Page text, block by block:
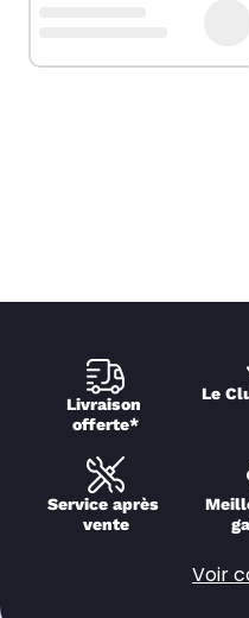
Livraison
offerte*
Le
Service après
vente
Voir